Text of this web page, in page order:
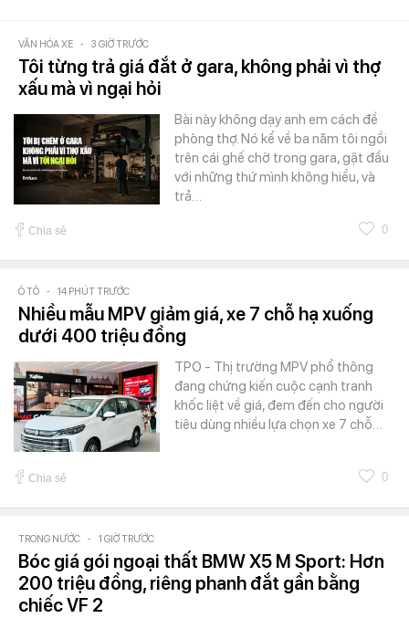
VĂN HÓA XE - 3 GIỜ TRƯỚC
Tôi từng trả giá đắt ở gara, không phải vì thợ
xấu mà vì ngại hỏi
Bài này không dạy anh em cách đề
phòng thợ. Nó kể về ba năm tôi ngồi
trên cái ghế chờ trong gara, gật đầu
với những thứ mình không hiểu, và
trả…
Chia sẻ 0
Ô TÔ - 14 PHÚT TRƯỚC
Nhiều mẫu MPV giảm giá, xe 7 chỗ hạ xuống
dưới 400 triệu đồng
TPO - Thị trường MPV phổ thông
đang chứng kiến cuộc cạnh tranh
khốc liệt về giá, đem đến cho người
tiêu dùng nhiều lựa chọn xe 7 chỗ…
Chia sẻ 0
TRONG NƯỚC - 1 GIỜ TRƯỚC
Bóc giá gói ngoại thất BMW X5 M Sport: Hơn
200 triệu đồng, riêng phanh đắt gần bằng
chiếc VF 2